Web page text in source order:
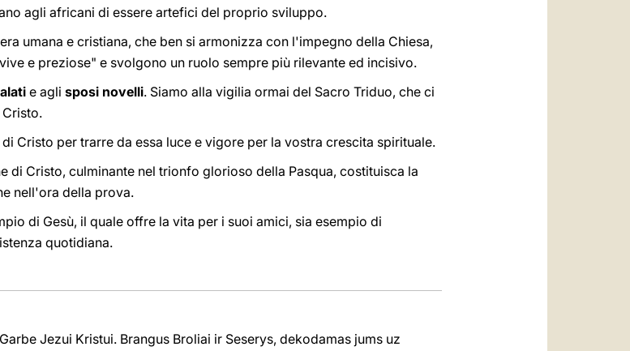
agli africani di essere artefici del proprio sviluppo.
umana e cristiana, che ben si armonizza con l'impegno della Chiesa,
e preziose" e svolgono un ruolo sempre più rilevante ed incisivo.
e agli sposi novelli. Siamo alla vigilia ormai del Sacro Triduo, che ci
Cristo per trarre da essa luce e vigore per la vostra crescita spirituale.
di Cristo, culminante nel trionfo glorioso della Pasqua, costituisca la
nell'ora della prova.
di Gesù, il quale offre la vita per i suoi amici, sia esempio di
quotidiana.
Jezui Kristui. Brangus Broliai ir Seserys, dekodamas jums uz